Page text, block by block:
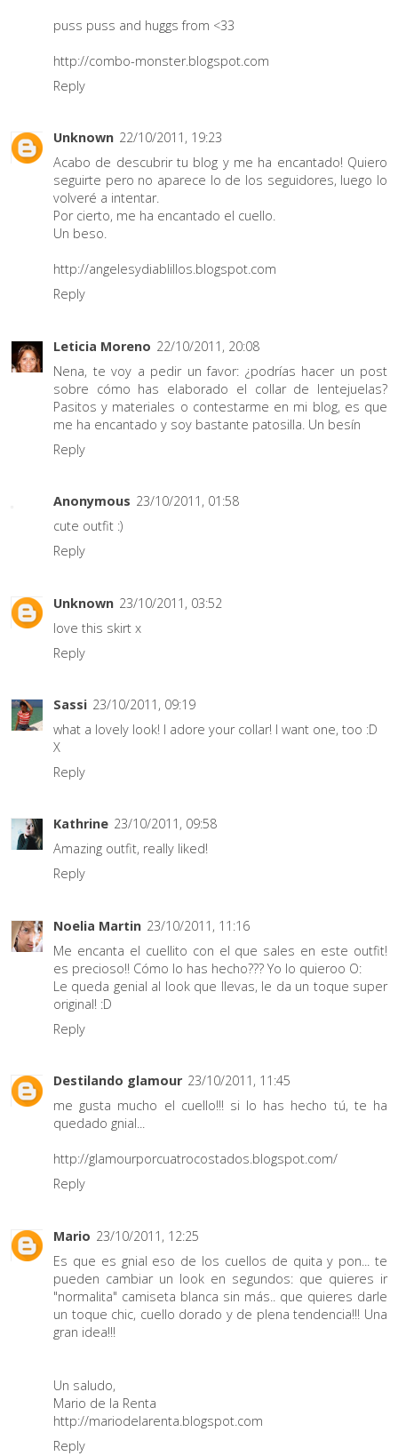
puss puss and huggs from <33
http://combo-monster.blogspot.com
Reply
Unknown 22/10/2011, 19:23
Acabo de descubrir tu blog y me ha encantado! Quiero
seguirte pero no aparece lo de los seguidores, luego lo
volveré a intentar.
Por cierto, me ha encantado el cuello.
Un beso.
http://angelesydiablillos.blogspot.com
Reply
Leticia Moreno 22/10/2011, 20:08
Nena, te voy a pedir un favor: ¿podrías hacer un post
sobre cómo has elaborado el collar de lentejuelas?
Pasitos y materiales o contestarme en mi blog, es que
me ha encantado y soy bastante patosilla. Un besín
Reply
Anonymous 23/10/2011, 01:58
cute outfit :)
Reply
Unknown 23/10/2011, 03:52
love this skirt x
Reply
Sassi 23/10/2011, 09:19
what a lovely look! I adore your collar! I want one, too :D
X
Reply
Kathrine 23/10/2011, 09:58
Amazing outfit, really liked!
Reply
Noelia Martin 23/10/2011, 11:16
Me encanta el cuellito con el que sales en este outfit!
es precioso!! Cómo lo has hecho??? Yo lo quieroo O:
Le queda genial al look que llevas, le da un toque super
original! :D
Reply
Destilando glamour 23/10/2011, 11:45
me gusta mucho el cuello!!! si lo has hecho tú, te ha
quedado gnial...
http://glamourporcuatrocostados.blogspot.com/
Reply
Mario 23/10/2011, 12:25
Es que es gnial eso de los cuellos de quita y pon... te
pueden cambiar un look en segundos: que quieres ir
"normalita" camiseta blanca sin más.. que quieres darle
un toque chic, cuello dorado y de plena tendencia!!! Una
gran idea!!!
Un saludo,
Mario de la Renta
http://mariodelarenta.blogspot.com
Reply